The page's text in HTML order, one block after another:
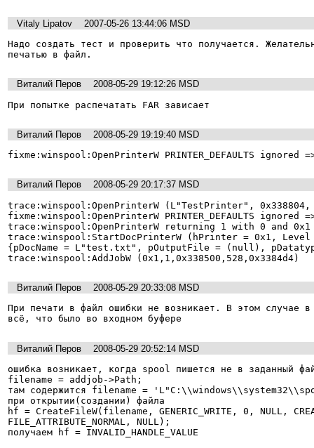
Vitaly Lipatov
2007-05-26 13:44:06 MSD
Надо создать тест и проверить что получается.
печатью в файл.
Виталий Перов
2008-05-29 19:12:26 MSD
При попытке распечатать FAR зависает
Виталий Перов
2008-05-29 19:19:40 MSD
fixme:winspool:OpenPrinterW PRINTER_DEFAULTS
Виталий Перов
2008-05-29 20:17:37 MSD
trace:winspool:OpenPrinterW (L"TestPrinter", 0x338804,
fixme:winspool:OpenPrinterW PRINTER_DEFAULTS
trace:winspool:OpenPrinterW returning 1 with 0 and 0x1
trace:winspool:StartDocPrinterW (hPrinter = 0x1, Level
{pDocName = L"test.txt", pOutputFile = (null),
trace:winspool:AddJobW (0x1,1,0x338500,528,0x3384d4)
Виталий Перов
2008-05-29 20:33:08 MSD
При печати в файл ошибки не возникает. В этом случае в
всё, что было во входном буфере
Виталий Перов
2008-05-29 20:52:14 MSD
ошибка возникает, когда spool пишется не в заданный
filename = addjob->Path;
там содержится filename =
при открытии(создании) файла
hf = CreateFileW(filename, GENERIC_WRITE, 0, NULL,
FILE_ATTRIBUTE_NORMAL, NULL);
получаем hf = INVALID_HANDLE_VALUE